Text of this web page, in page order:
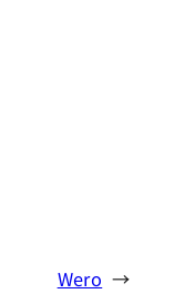
Wero →